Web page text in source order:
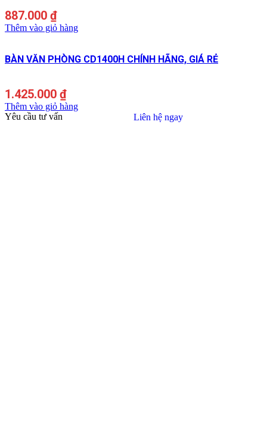
887.000 ₫
Thêm vào giỏ hàng
BÀN VĂN PHÒNG CD1400H CHÍNH HÃNG, GIÁ RẺ
1.425.000 ₫
Thêm vào giỏ hàng
Yêu cầu tư vấn
Liên hệ ngay